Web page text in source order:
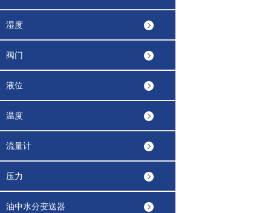
湿度
阀门
液位
温度
流量计
压力
油中水分变送器